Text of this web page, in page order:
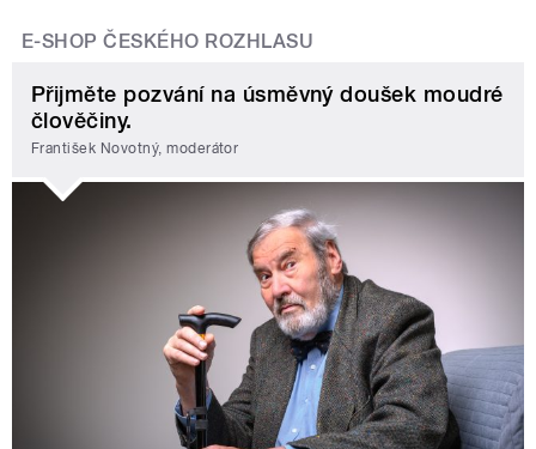
E-SHOP ČESKÉHO ROZHLASU
Přijměte pozvání na úsměvný doušek moudré
člověčiny.
František Novotný, moderátor